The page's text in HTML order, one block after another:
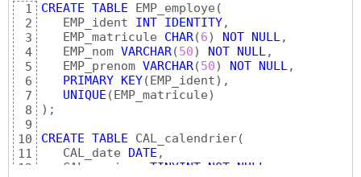
1
2
3
4
5
6
7
8
9
10
11
12
CREATE TABLE EMP_employe (
   EMP_ident
INT IDENTITY,
   EMP_matricule
CHAR(6) NOT NULL,
   EMP_nom
VARCHAR(50) NOT NULL,
   EMP_prenom
VARCHAR(50) NOT NULL,
PRIMARY
KEY( EMP_ident) ,
UNIQUE ( EMP_matricule)
) ;
CREATE TABLE CAL_calendrier(
   CAL_date
DATE ,
   CAL_numjour
TINYINT NOT NULL